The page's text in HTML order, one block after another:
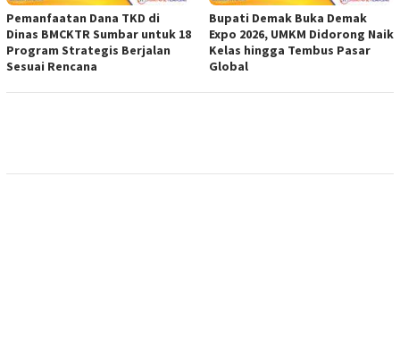
Pemanfaatan Dana TKD di
Dinas BMCKTR Sumbar untuk 18
Program Strategis Berjalan
Sesuai Rencana
Bupati Demak Buka Demak
Expo 2026, UMKM Didorong Naik
Kelas hingga Tembus Pasar
Global